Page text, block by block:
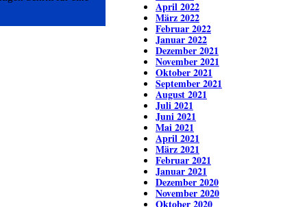
April 2022
März 2022
Februar 2022
Januar 2022
Dezember 2021
November 2021
Oktober 2021
September 2021
August 2021
Juli 2021
Juni 2021
Mai 2021
April 2021
März 2021
Februar 2021
Januar 2021
Dezember 2020
November 2020